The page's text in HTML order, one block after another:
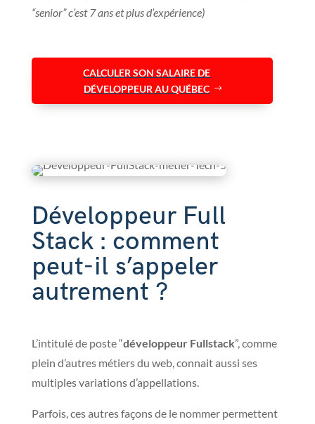
“senior” c’est 7 ans et plus d’expérience)
CALCULER SON SALAIRE DE
DÉVELOPPEUR AU QUÉBEC
Développeur Full
Stack : comment
peut-il s’appeler
autrement ?
L’intitulé de poste “développeur Fullstack”, comme
plein d’autres métiers du web, connait aussi ses
multiples variations d’appellations.
Parfois, ces autres façons de le nommer permettent